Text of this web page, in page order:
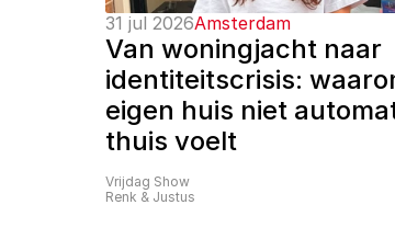
31 jul 2026Amsterdam
Van woningjacht naar
identiteitscrisis:
eigen huis niet
thuis voelt
Vrijdag Show
Renk & Justus